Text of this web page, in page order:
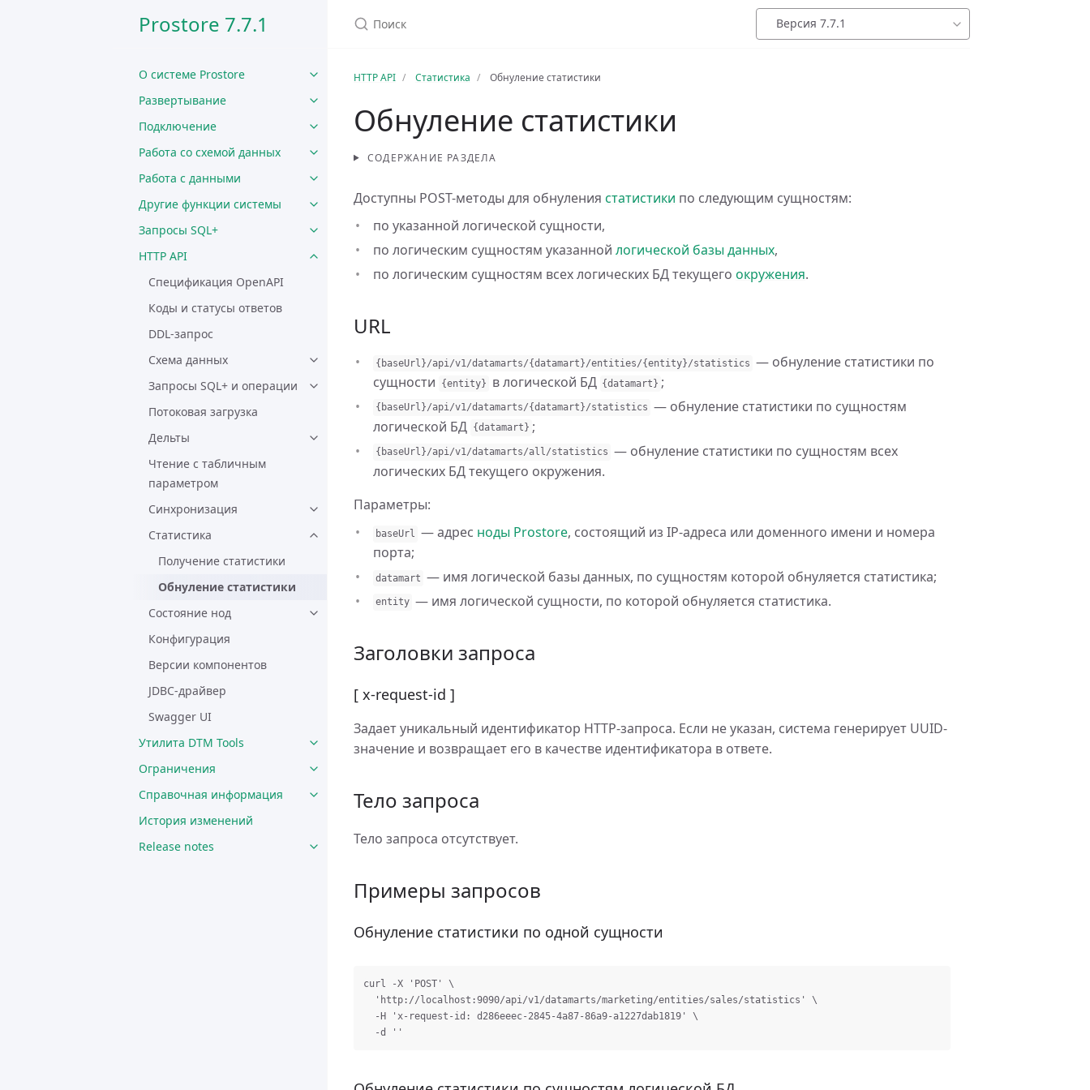
Prostore 7.7.1
О системе Prostore
Развертывание
Подключение
Работа со схемой данных
Работа с данными
Другие функции системы
Запросы SQL+
HTTP API
Спецификация OpenAPI
Коды и статусы ответов
DDL-запрос
Схема данных
Запросы SQL+ и операции
Потоковая загрузка
Дельты
Чтение с табличным
параметром
Синхронизация
Статистика
Получение статистики
Обнуление статистики
Состояние нод
Конфигурация
Версии компонентов
JDBC-драйвер
Swagger UI
Утилита DTM Tools
Ограничения
Справочная информация
История изменений
Release notes
Версия 7.7.1
HTTP API Статистика Обнуление статистики
Обнуление статистики
СОДЕРЖАНИЕ РАЗДЕЛА
Доступны POST-методы для обнуления статистики по следующим сущностям:
по указанной логической сущности,
по логическим сущностям указанной логической базы данных,
по логическим сущностям всех логических БД текущего окружения.
URL
{ baseUrl }/api/v1/datamarts/{datamart }/entities/{entity}/statistics — обнуление статистики по
сущности
{entity} в логической БД {datamart } ;
{ baseUrl }/api/v1/datamarts/{datamart }/statistics — обнуление статистики по сущностям
логической БД {datamart } ;
{ baseUrl }/api/v1/datamarts/all/statistics — обнуление статистики по сущностям всех
логических БД текущего окружения.
Параметры:
baseUrl — адрес ноды Prostore, состоящий из IP-адреса или доменного имени и номера
порта;
datamart — имя логической базы данных, по сущностям которой обнуляется статистика;
entity — имя логической сущности, по которой обнуляется статистика.
Заголовки запроса
[ x-request-id ]
Задает уникальный идентификатор HTTP-запроса. Если не указан, система генерирует UUID-
значение и возвращает его в качестве идентификатора в ответе.
Тело запроса
Тело запроса отсутствует.
Примеры запросов
Обнуление статистики по одной сущности
curl -X 'POST' \